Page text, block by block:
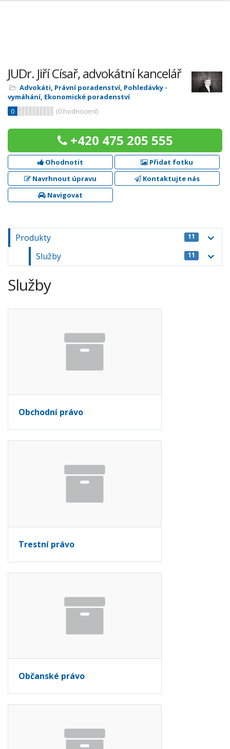
JUDr. Jiří Císař, advokátní kancelář
Advokáti, Právní poradenství, Pohledávky -
vymáhání, Ekonomické poradenství
0
(0 hodnocení)
+420 475 205 555
Ohodnotit
Přidat fotku
Navrhnout úpravu
Kontaktujte nás
Navigovat
Produkty 11
Služby 11
Služby
Obchodní právo
Trestní právo
Občanské právo